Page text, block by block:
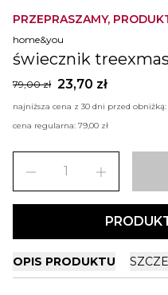
PRZEPRASZAMY,
home&you
świecznik treexmas
79,00 zł 23,70 zł
najniższa cena z 30 dni przed obniżką:
cena regularna: 79,00 zł
remove add
OPIS PRODUKTU